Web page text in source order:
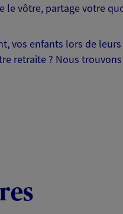
le vôtre, partage votre
vos enfants lors de
retraite ? Nous